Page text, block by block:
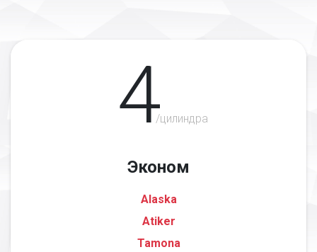
4/цилиндра
Эконом
Alaska
Atiker
Tamona